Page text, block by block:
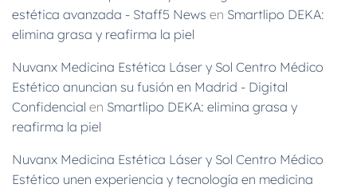
estética avanzada - Staff5 News en Smartlipo DEKA:
elimina grasa y reafirma la piel
Nuvanx Medicina Estética Láser y Sol Centro Médico
Estético anuncian su fusión en Madrid - Digital
Confidencial en Smartlipo DEKA: elimina grasa y
reafirma la piel
Nuvanx Medicina Estética Láser y Sol Centro Médico
Estético unen experiencia y tecnología en medicina